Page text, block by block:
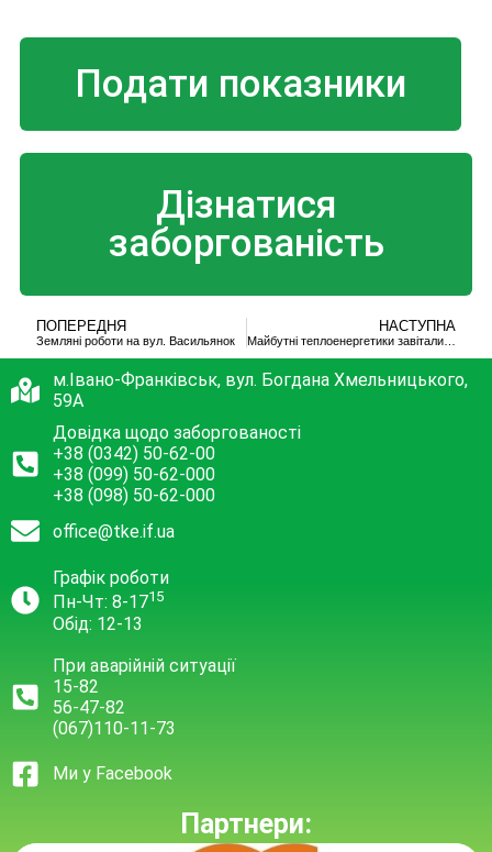
Подати показники
Дізнатися
заборгованість
ПОПЕРЕДНЯ
Земляні роботи на вул. Васильянок
НАСТУПНА
Майбутні теплоенергетики завітали з екскурсією до котельні
м.Івано-Франківськ, вул. Богдана Хмельницького,
59А
Довідка щодо заборгованості
+38 (0342) 50-62-00
+38 (099) 50-62-000
+38 (098) 50-62-000
office@tke.if.ua
Графік роботи
Пн-Чт: 8-1715
Обід: 12-13
При аварійній ситуації
15-82
56-47-82
(067)110-11-73
Ми у Facebook
Партнери: